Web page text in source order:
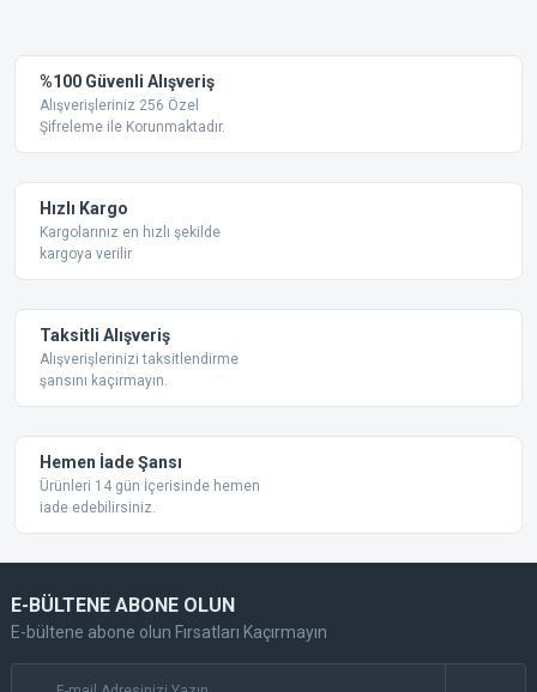
Ürün resmi kalitesiz, bozuk veya görüntülenemiyor.
Ürün açıklamasında eksik bilgiler bulunuyor.
Bu ürüne benzer farklı alternatifler olmalı.
%100 Güvenli Alışveriş
Alışverişleriniz 256 Özel
Şifreleme ile Korunmaktadır.
Hızlı Kargo
Kargolarınız en hızlı şekilde
kargoya verilir
Taksitli Alışveriş
Alışverişlerinizi taksitlendirme
şansını kaçırmayın.
Hemen İade Şansı
Ürünleri 14 gün İçerisinde hemen
iade edebilirsiniz.
E-BÜLTENE ABONE OLUN
E-bültene abone olun Fırsatları Kaçırmayın